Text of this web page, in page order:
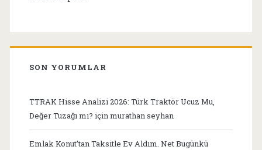
SON YORUMLAR
TTRAK Hisse Analizi 2026: Türk Traktör Ucuz Mu,
Değer Tuzağı mı? içinmurathan seyhan
Emlak Konut’tan Taksitle Ev Aldım. Net Bugünkü